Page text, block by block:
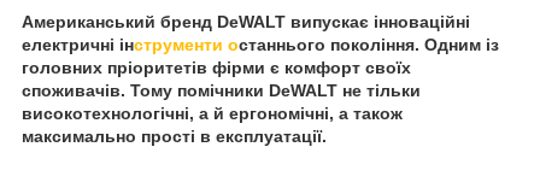
Американський бренд DeWALT випускає інноваційні
електричні інструменти останнього покоління. Одним із
головних пріоритетів фірми є комфорт своїх
споживачів. Тому помічники DeWALT не тільки
високотехнологічні, а й ергономічні, а також
максимально прості в експлуатації.